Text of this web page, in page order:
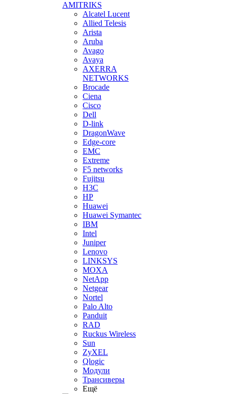
AMITRIKS
Alcatel Lucent
Allied Telesis
Arista
Aruba
Avago
Avaya
AXERRA
NETWORKS
Brocade
Ciena
Cisco
Dell
D-link
DragonWave
Edge-core
EMC
Extreme
F5 networks
Fujitsu
H3С
HP
Huawei
Huawei Symantec
IBM
Intel
Juniper
Lenovo
LINKSYS
MOXA
NetApp
Netgear
Nortel
Palo Alto
Panduit
RAD
Ruckus Wireless
Sun
ZyXEL
Qlogic
Модули
Трансиверы
Ещё